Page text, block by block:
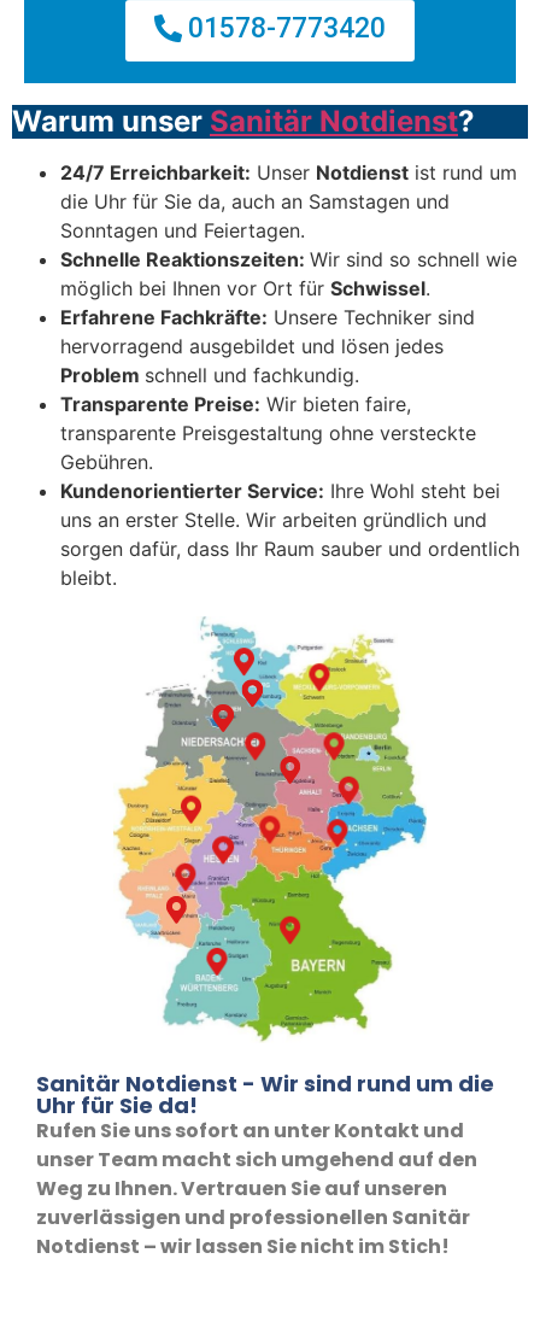
01578-7773420
Warum unser Sanitär Notdienst?
24/7 Erreichbarkeit: Unser Notdienst ist rund um
die Uhr für Sie da, auch an Samstagen und
Sonntagen und Feiertagen.
Schnelle Reaktionszeiten: Wir sind so schnell wie
möglich bei Ihnen vor Ort für Schwissel.
Erfahrene Fachkräfte: Unsere Techniker sind
hervorragend ausgebildet und lösen jedes
Problem schnell und fachkundig.
Transparente Preise: Wir bieten faire,
transparente Preisgestaltung ohne versteckte
Gebühren.
Kundenorientierter Service: Ihre Wohl steht bei
uns an erster Stelle. Wir arbeiten gründlich und
sorgen dafür, dass Ihr Raum sauber und ordentlich
bleibt.
Sanitär Notdienst - Wir sind rund um die
Uhr für Sie da!
Rufen Sie uns sofort an unter Kontakt und
unser Team macht sich umgehend auf den
Weg zu Ihnen. Vertrauen Sie auf unseren
zuverlässigen und professionellen Sanitär
Notdienst – wir lassen Sie nicht im Stich!